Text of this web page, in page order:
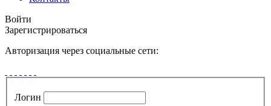
Войти
Зарегистрироваться
Авторизация через социальные сети:
Логин